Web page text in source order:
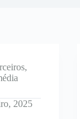
,
2025